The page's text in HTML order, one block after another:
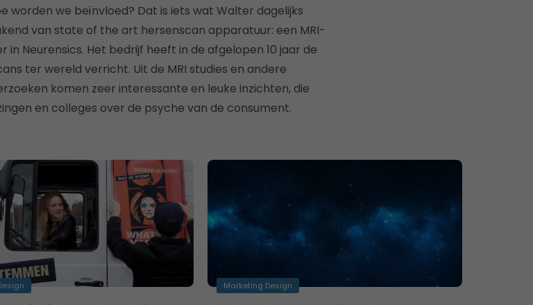
worden we beïnvloed? Dat is iets wat Walter dagelijks
van state of the art hersenscan apparatuur: een MRI-
in Neurensics. Het bedrijf heeft in de afgelopen 10 jaar de
ter wereld verricht. Uit de MRI studies en andere
komen zeer interessante en leuke inzichten, die
en colleges over de psyche van de consument.
Marketing Design